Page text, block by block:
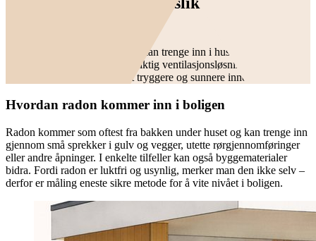
Radon er en naturlig gass som kan trenge inn i huset gjennom små
åpninger i grunnmuren. Med riktig ventilasjonsløsning kan du
redusere radonnivået og få et tryggere og sunnere inneklima.
Hvordan radon kommer inn i boligen
Radon kommer som oftest fra bakken under huset og kan trenge inn
gjennom små sprekker i gulv og vegger, utette rørgjennomføringer
eller andre åpninger. I enkelte tilfeller kan også byggematerialer
bidra. Fordi radon er luktfri og usynlig, merker man den ikke selv –
derfor er måling eneste sikre metode for å vite nivået i boligen.